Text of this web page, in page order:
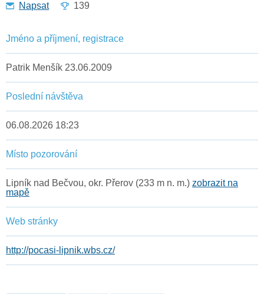
Napsat
139
Jméno a příjmení, registrace
Patrik Menšík 23.06.2009
Poslední návštěva
06.08.2026 18:23
Místo pozorování
Lipník nad Bečvou, okr. Přerov (233 m n. m.) zobrazit na
mapě
Web stránky
http://pocasi-lipnik.wbs.cz/